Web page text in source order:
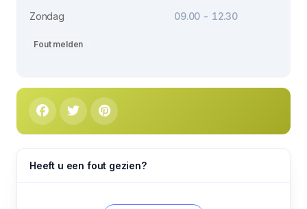
Zondag
09.00 - 12.30
Fout melden
Heeft u een fout gezien?